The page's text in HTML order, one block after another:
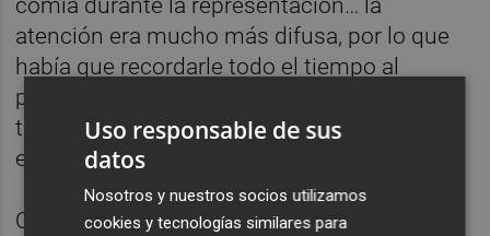
comía durante la representación… la
atención era mucho más difusa, por lo que
había que recordarle todo el tiempo al
público ciertas cosas importantes de la
trama. Hoy en día resulta innecesario",
explica el docente y director.
Otro de los motivos para escoger 'Mucho
Uso responsable de sus
datos
Nosotros y nuestros socios utilizamos
cookies y tecnologías similares para